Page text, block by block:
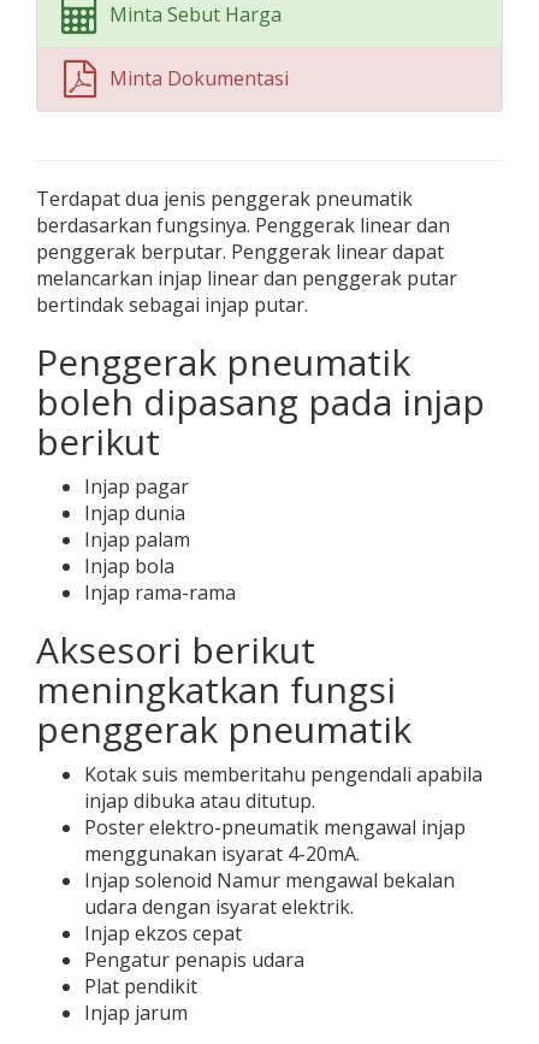
Minta Sebut Harga
Minta Dokumentasi
Terdapat dua jenis penggerak pneumatik
berdasarkan fungsinya. Penggerak linear dan
penggerak berputar. Penggerak linear dapat
melancarkan injap linear dan penggerak putar
bertindak sebagai injap putar.
Penggerak pneumatik
boleh dipasang pada injap
berikut
Injap pagar
Injap dunia
Injap palam
Injap bola
Injap rama-rama
Aksesori berikut
meningkatkan fungsi
penggerak pneumatik
Kotak suis memberitahu pengendali apabila
injap dibuka atau ditutup.
Poster elektro-pneumatik mengawal injap
menggunakan isyarat 4-20mA.
Injap solenoid Namur mengawal bekalan
udara dengan isyarat elektrik.
Injap ekzos cepat
Pengatur penapis udara
Plat pendikit
Injap jarum